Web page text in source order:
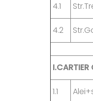
4.1
4.2
I.CARTIER
1.1